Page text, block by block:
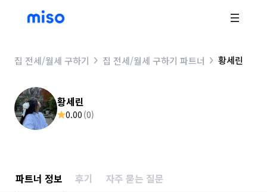
집 전세/월세 구하기 집 전세/월세 구하기 파트너 황세린
황세린
0.00 (0)
파트너 정보 후기 자주 묻는 질문